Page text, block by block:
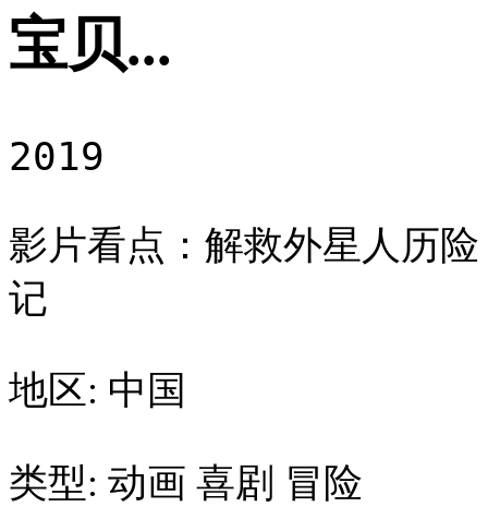
宝贝...
2019
影片看点：解救外星人历险
记
地区: 中国
类型: 动画 喜剧 冒险